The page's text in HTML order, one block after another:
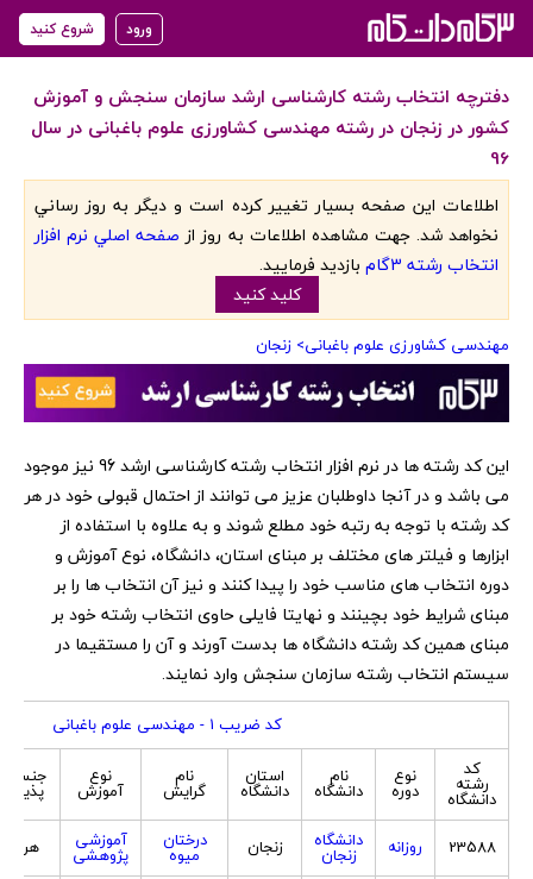
ورود شروع کنید
دفترچه انتخاب رشته کارشناسی ارشد سازمان سنجش و آموزش
کشور در زنجان در رشته مهندسی کشاورزی علوم باغبانی در سال
96
اطلاعات اين صفحه بسيار تغيير کرده است و ديگر به روز رساني
نخواهد شد. جهت مشاهده اطلاعات به روز از صفحه اصلي نرم افزار
انتخاب رشته 3گام
بازديد فرماييد.
کليد کنيد
مهندسی کشاورزی علوم باغبانی> زنجان
‏این کد رشته ها در نرم افزار انتخاب رشته کارشناسی ارشد 96 نیز موجود
می باشد و در آنجا داوطلبان عزیز می توانند از احتمال قبولی خود در هر
کد رشته با توجه به رتبه خود مطلع شوند و به علاوه با استفاده از
ابزارها و فیلتر های مختلف بر مبنای استان، دانشگاه، نوع آموزش و
دوره انتخاب های مناسب خود را پیدا کنند و نیز آن انتخاب ها را بر
مبنای شرایط خود بچینند و نهایتا فایلی حاوی انتخاب رشته خود بر
مبنای همین کد رشته دانشگاه ها بدست آورند و آن را مستقیما در
سیستم انتخاب رشته سازمان سنجش وارد نمایند.
کد ضریب 1 - مهندسی علوم باغبانی
کد
رشته
دانشگاه
نوع
دوره
نام
دانشگاه
استان
دانشگاه
نام
گرایش
نوع
آموزش پذیرش
23588 روزانه دانشگاه
زنجان زنجان درختان
میوه
آموزشی
پژوهشی هر دو